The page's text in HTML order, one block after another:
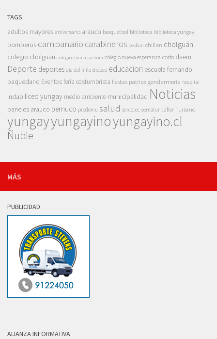
TAGS
adultos mayores aniversario arauco basquetbol biblioteca biblioteca yungay
bomberos campanario carabineros cesfam chillan cholguán
colegio cholguan colegio divina pastora colegio nueva esperanza corfo daem
Deporte deportes dia del niño dideco educacion escuela fernando
baquedano Eventosferia costumbrista fiestas patrias gendarmeria hospital
indap liceo yungay medio ambiente municipalidad Noticias
paneles arauco pemuco prodemu salud sercotec sernatur taller Turismo
yungayyungayinoyungayino.cl
Ñuble
MÁS
PUBLICIDAD
ALIANZA INFORMATIVA